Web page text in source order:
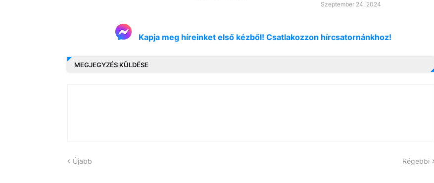
Szeptember 24, 2024
Kapja meg híreinket első kézből! Csatlakozzon hírcsatornánkhoz!
MEGJEGYZÉS KÜLDÉSE
Újabb Régebbi